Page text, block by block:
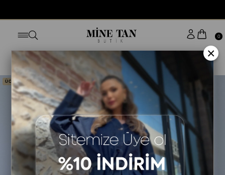
0
Anasayfa ÜST GİYİM TSHİRT
ÜCRETSİZ KARGO
×